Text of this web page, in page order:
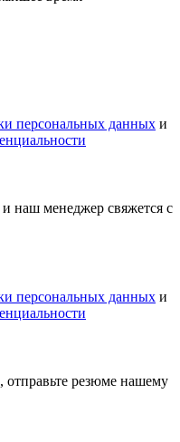
персональных данных и
наш менеджер свяжется с
персональных данных и
отправьте резюме нашему